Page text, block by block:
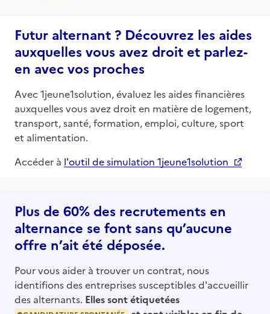
Futur alternant ? Découvrez les aides
auxquelles vous avez droit et parlez-
en avec vos proches
Avec 1jeune1solution, évaluez les aides financières
auxquelles vous avez droit en matière de logement,
transport, santé, formation, emploi, culture, sport
et alimentation.
Accéder à l'outil de simulation 1jeune1solution
Plus de 60% des recrutements en
alternance se font sans qu’aucune
offre n’ait été déposée.
Pour vous aider à trouver un contrat, nous
identifions des entreprises susceptibles d'accueillir
des alternants. Elles sont étiquetées